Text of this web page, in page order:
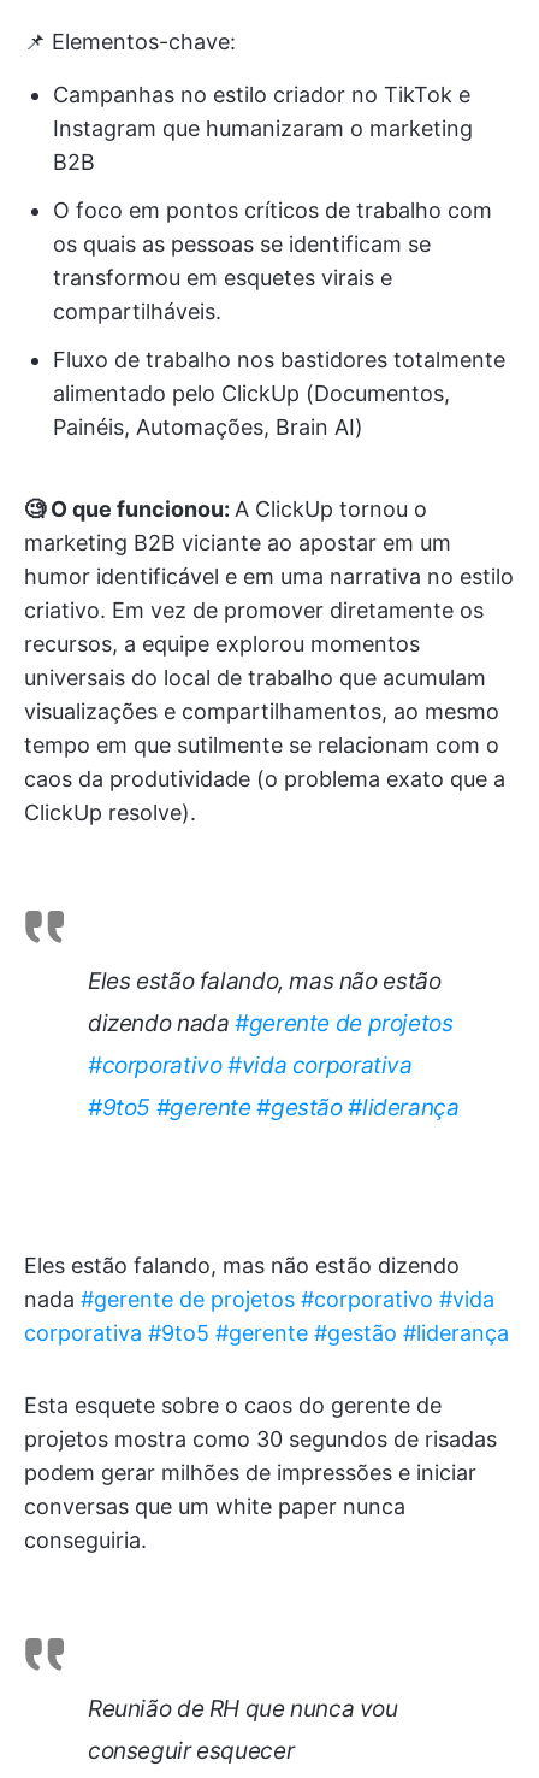
📌 Elementos-chave:
Campanhas no estilo criador no TikTok e
Instagram que humanizaram o marketing
B2B
O foco em pontos críticos de trabalho com
os quais as pessoas se identificam se
transformou em esquetes virais e
compartilháveis.
Fluxo de trabalho nos bastidores totalmente
alimentado pelo ClickUp (Documentos,
Painéis, Automações, Brain AI)
🧐 O que funcionou: A ClickUp tornou o
marketing B2B viciante ao apostar em um
humor identificável e em uma narrativa no estilo
criativo. Em vez de promover diretamente os
recursos, a equipe explorou momentos
universais do local de trabalho que acumulam
visualizações e compartilhamentos, ao mesmo
tempo em que sutilmente se relacionam com o
caos da produtividade (o problema exato que a
ClickUp resolve).
Eles estão falando, mas não estão
dizendo nada#gerente de projetos
#corporativo #vida corporativa
#9to5 #gerente #gestão #liderança
Eles estão falando, mas não estão dizendo
nada #gerente de projetos #corporativo #vida
corporativa #9to5 #gerente #gestão #liderança
Esta esquete sobre o caos do gerente de
projetos mostra como 30 segundos de risadas
podem gerar milhões de impressões e iniciar
conversas que um white paper nunca
conseguiria.
Reunião de RH que nunca vou
conseguir esquecer